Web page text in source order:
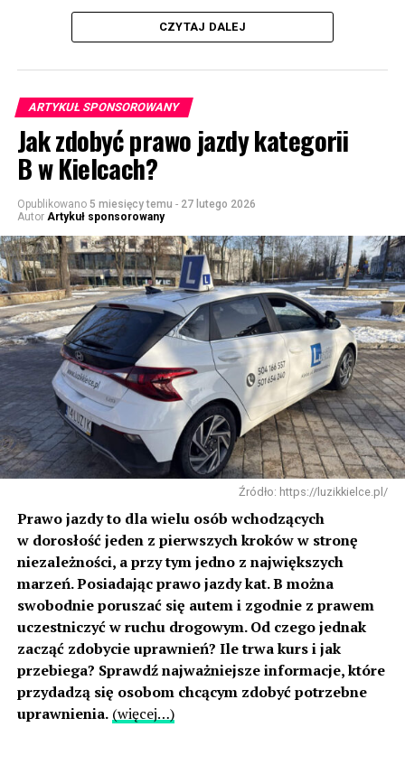
CZYTAJ DALEJ
ARTYKUŁ SPONSOROWANY
Jak zdobyć prawo jazdy kategorii
B w Kielcach?
Opublikowano 5 miesięcy temu - 27 lutego 2026
Autor Artykuł sponsorowany
Źródło: https://luzikkielce.pl/
Prawo jazdy to dla wielu osób wchodzących
w dorosłość jeden z pierwszych kroków w stronę
niezależności, a przy tym jedno z największych
marzeń. Posiadając prawo jazdy kat. B można
swobodnie poruszać się autem i zgodnie z prawem
uczestniczyć w ruchu drogowym. Od czego jednak
zacząć zdobycie uprawnień? Ile trwa kurs i jak
przebiega? Sprawdź najważniejsze informacje, które
przydadzą się osobom chcącym zdobyć potrzebne
uprawnienia. (więcej…)